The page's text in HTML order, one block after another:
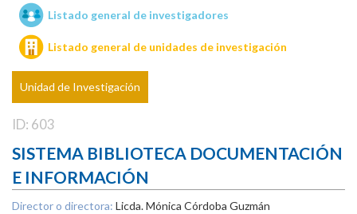
Unidades de investigación
Listado general de investigadores
Listado general de unidades de investigación
Unidad de Investigación
ID: 603
SISTEMA BIBLIOTECA DOCUMENTACIÓN
E INFORMACIÓN
Director o directora: Licda. Mónica Córdoba Guzmán